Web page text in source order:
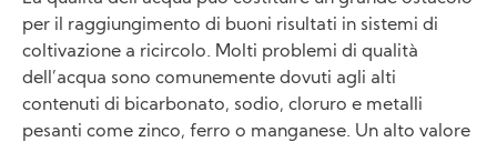
per il raggiungimento di buoni risultati in sistemi di
coltivazione a ricircolo. Molti problemi di qualità
dell’acqua sono comunemente dovuti agli alti
contenuti di bicarbonato, sodio, cloruro e metalli
pesanti come zinco, ferro o manganese. Un alto valore